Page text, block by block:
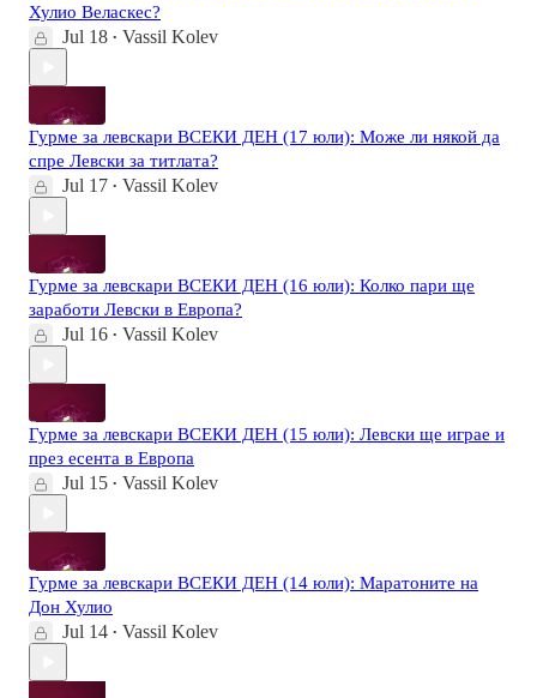
Хулио Веласкес?
Jul 18 • Vassil Kolev
Гурме за левскари ВСЕКИ ДЕН (17 юли): Може ли някой да
спре Левски за титлата?
Jul 17 • Vassil Kolev
Гурме за левскари ВСЕКИ ДЕН (16 юли): Колко пари ще
заработи Левски в Европа?
Jul 16 • Vassil Kolev
Гурме за левскари ВСЕКИ ДЕН (15 юли): Левски ще играе и
през есента в Европа
Jul 15 • Vassil Kolev
Гурме за левскари ВСЕКИ ДЕН (14 юли): Маратоните на
Дон Хулио
Jul 14 • Vassil Kolev